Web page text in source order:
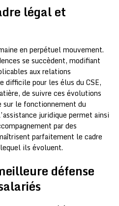
légal et
en perpétuel mouvement.
se succèdent, modifiant
aux relations
pour les élus du CSE,
de suivre ces évolutions
sur le fonctionnement du
juridique permet ainsi
par des
parfaitement le cadre
ils évoluent.
défense